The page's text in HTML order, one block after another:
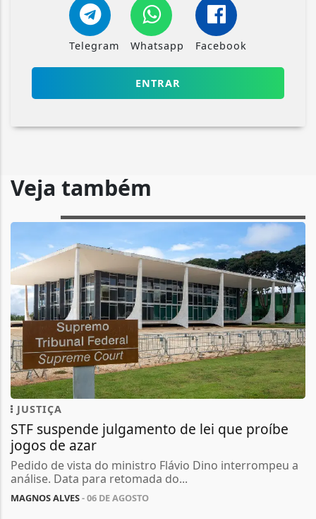
Telegram Whatsapp Facebook
ENTRAR
Veja também
JUSTIÇA
STF suspende julgamento de lei que proíbe
jogos de azar
Pedido de vista do ministro Flávio Dino interrompeu a
análise. Data para retomada do...
MAGNOS ALVES- 06 DE AGOSTO